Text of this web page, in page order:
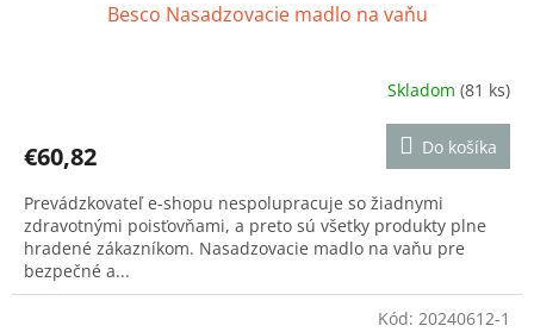
Besco Nasadzovacie madlo na vaňu
je
z
5
hviezdičiek.
Skladom(81 ks)
€60,82 Do košíka
Prevádzkovateľ e-shopu nespolupracuje so žiadnymi
zdravotnými poisťovňami, a preto sú všetky produkty plne
hradené zákazníkom. Nasadzovacie madlo na vaňu pre
bezpečné a...
Kód: 20240612-1